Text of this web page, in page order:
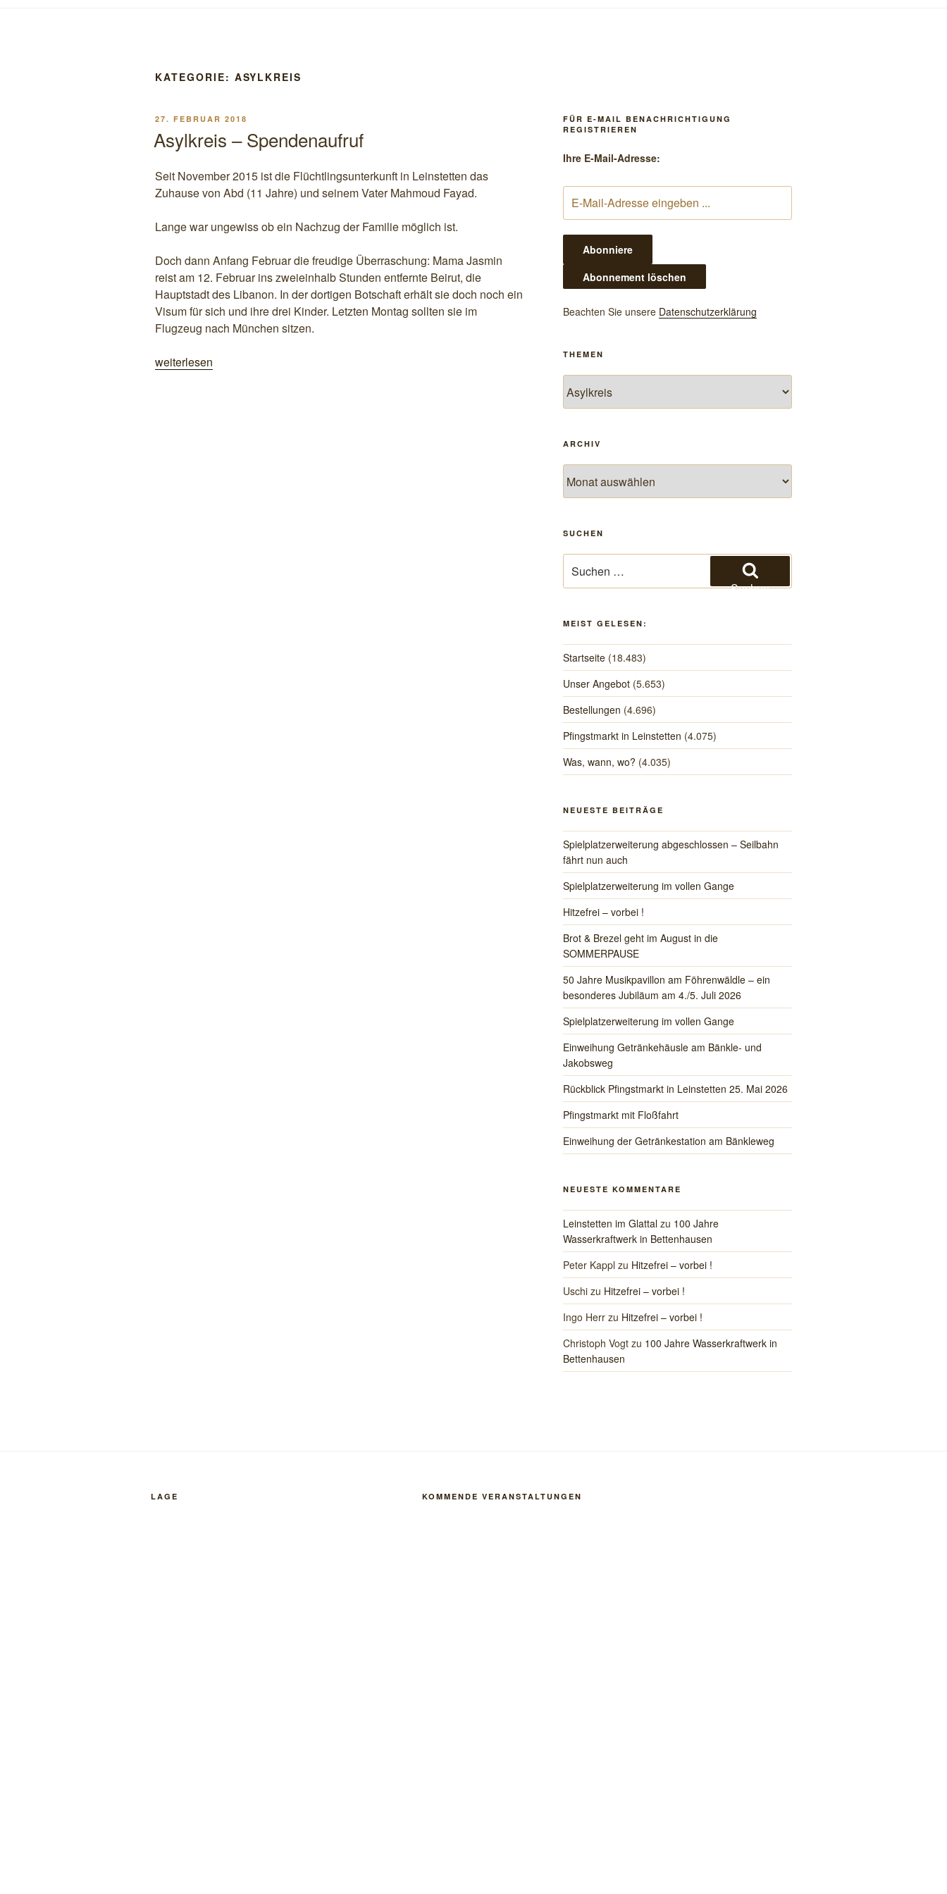
KATEGORIE: ASYLKREIS
VERÖFFENTLICHT
27. FEBRUAR 2018
Asylkreis – Spendenaufruf
Seit November 2015 ist die Flüchtlingsunterkunft in Leinstetten das
Zuhause von Abd (11 Jahre) und seinem Vater Mahmoud Fayad.
Lange war ungewiss ob ein Nachzug der Familie möglich ist.
Doch dann Anfang Februar die freudige Überraschung: Mama Jasmin
reist am 12. Februar ins zweieinhalb Stunden entfernte Beirut, die
Hauptstadt des Libanon. In der dortigen Botschaft erhält sie doch noch ein
Visum für sich und ihre drei Kinder. Letzten Montag sollten sie im
Flugzeug nach München sitzen.
„Asylkreis
weiterlesen
FÜR E-MAIL BENACHRICHTIGUNG
REGISTRIEREN
Ihre E-Mail-Adresse:
Beachten Sie unsere Datenschutzerklärung
THEMEN
ARCHIV
SUCHEN
nach:
Suchen
MEIST GELESEN:
Startseite (18.483)
Unser Angebot (5.653)
Bestellungen (4.696)
Pfingstmarkt in Leinstetten (4.075)
Was, wann, wo? (4.035)
NEUESTE BEITRÄGE
Spielplatzerweiterung abgeschlossen – Seilbahn
fährt nun auch
Spielplatzerweiterung im vollen Gange
Hitzefrei – vorbei !
Brot & Brezel geht im August in die
SOMMERPAUSE
50 Jahre Musikpavillon am Föhrenwäldle – ein
besonderes Jubiläum am 4./5. Juli 2026
Spielplatzerweiterung im vollen Gange
Einweihung Getränkehäusle am Bänkle- und
Jakobsweg
Rückblick Pfingstmarkt in Leinstetten 25. Mai 2026
Pfingstmarkt mit Floßfahrt
Einweihung der Getränkestation am Bänkleweg
NEUESTE KOMMENTARE
Leinstetten im Glattalzu 100 Jahre
Wasserkraftwerk in Bettenhausen
Peter Kapplzu Hitzefrei – vorbei !
Uschizu Hitzefrei – vorbei !
Ingo Herrzu Hitzefrei – vorbei !
Christoph Vogtzu 100 Jahre Wasserkraftwerk in
Bettenhausen
LAGE KOMMENDE VERANSTALTUNGEN